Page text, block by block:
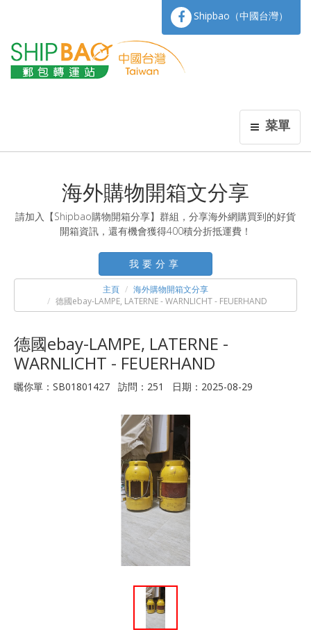
菜單
Shipbao（中國台灣）
海外購物開箱文分享
請加入【Shipbao購物開箱分享】群組，分享海外網購買到的好貨
開箱資訊，還有機會獲得400積分折抵運費！
我要分享
主頁
海外購物開箱文分享
德國ebay-LAMPE, LATERNE - WARNLICHT - FEUERHAND
德國ebay-LAMPE, LATERNE -
WARNLICHT - FEUERHAND
曬你單：SB01801427 訪問：251 日期：2025-08-29